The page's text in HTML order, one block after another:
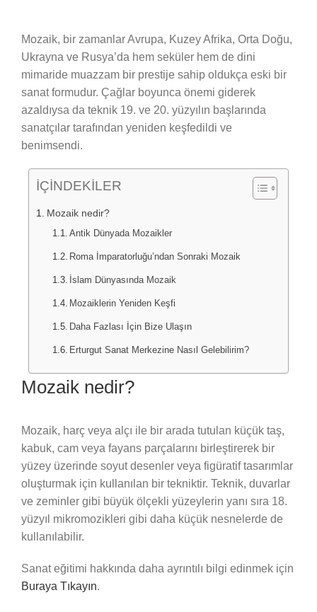
Mozaik, bir zamanlar Avrupa, Kuzey Afrika, Orta Doğu,
Ukrayna ve Rusya’da hem seküler hem de dini
mimaride muazzam bir prestije sahip oldukça eski bir
sanat formudur. Çağlar boyunca önemi giderek
azaldıysa da teknik 19. ve 20. yüzyılın başlarında
sanatçılar tarafından yeniden keşfedildi ve
benimsendi.
İÇİNDEKİLER
Mozaik nedir?
Antik Dünyada Mozaikler
Roma İmparatorluğu’ndan Sonraki Mozaik
İslam Dünyasında Mozaik
Mozaiklerin Yeniden Keşfi
Daha Fazlası İçin Bize Ulaşın
Erturgut Sanat Merkezine Nasıl Gelebilirim?
Mozaik nedir?
Mozaik, harç veya alçı ile bir arada tutulan küçük taş,
kabuk, cam veya fayans parçalarını birleştirerek bir
yüzey üzerinde soyut desenler veya figüratif tasarımlar
oluşturmak için kullanılan bir tekniktir. Teknik, duvarlar
ve zeminler gibi büyük ölçekli yüzeylerin yanı sıra 18.
yüzyıl mikromozikleri gibi daha küçük nesnelerde de
kullanılabilir.
Sanat eğitimi hakkında daha ayrıntılı bilgi edinmek için
Buraya Tıkayın.